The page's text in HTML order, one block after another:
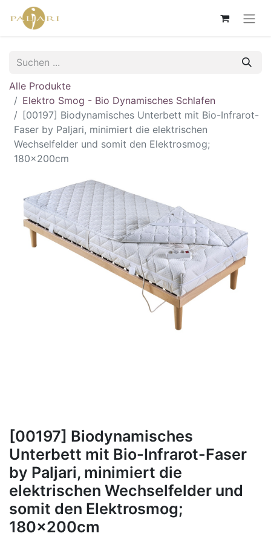
Alle Produkte
Elektro Smog - Bio Dynamisches Schlafen
[00197] Biodynamisches Unterbett mit Bio-Infrarot-
Faser by Paljari, minimiert die elektrischen
Wechselfelder und somit den Elektrosmog;
180x200cm
[00197] Biodynamisches
Unterbett mit Bio-Infrarot-Faser
by Paljari, minimiert die
elektrischen Wechselfelder und
somit den Elektrosmog;
180x200cm